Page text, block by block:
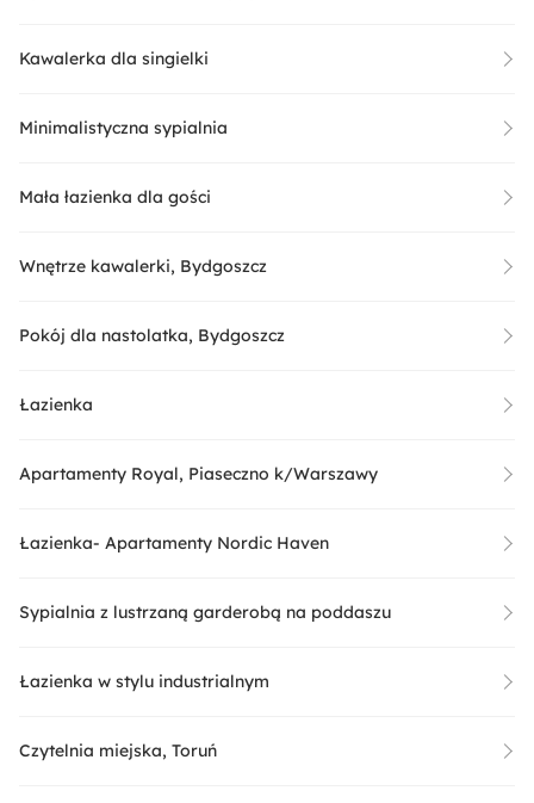
Kawalerka dla singielki
Minimalistyczna sypialnia
Mała łazienka dla gości
Wnętrze kawalerki, Bydgoszcz
Pokój dla nastolatka, Bydgoszcz
Łazienka
Apartamenty Royal, Piaseczno k/Warszawy
Łazienka- Apartamenty Nordic Haven
Sypialnia z lustrzaną garderobą na poddaszu
Łazienka w stylu industrialnym
Czytelnia miejska, Toruń